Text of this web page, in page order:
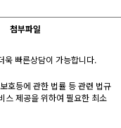
첨부파일
빠른상담이 가능합니다.
호등에 관한 법률 등 관련 법규
스 제공을 위하여 필요한 최소